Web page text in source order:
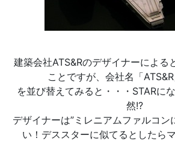
建築会社ATS&Rのデザイナーによる
ことですが、会社名「
を並び替えてみると・・・STARに
然!?
デザイナーは”ミレニアムファルコン
い！デススターに似てるとしたら